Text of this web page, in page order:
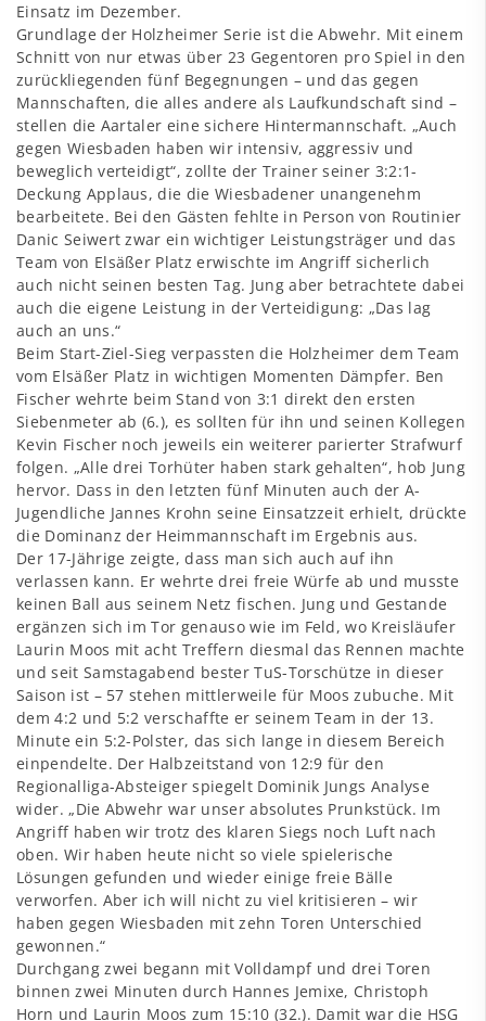
Einsatz im Dezember.
Grundlage der Holzheimer Serie ist die Abwehr. Mit einem
Schnitt von nur etwas über 23 Gegentoren pro Spiel in den
zurückliegenden fünf Begegnungen – und das gegen
Mannschaften, die alles andere als Laufkundschaft sind –
stellen die Aartaler eine sichere Hintermannschaft. „Auch
gegen Wiesbaden haben wir intensiv, aggressiv und
beweglich verteidigt“, zollte der Trainer seiner 3:2:1-
Deckung Applaus, die die Wiesbadener unangenehm
bearbeitete. Bei den Gästen fehlte in Person von Routinier
Danic Seiwert zwar ein wichtiger Leistungsträger und das
Team von Elsäßer Platz erwischte im Angriff sicherlich
auch nicht seinen besten Tag. Jung aber betrachtete dabei
auch die eigene Leistung in der Verteidigung: „Das lag
auch an uns.“
Beim Start-Ziel-Sieg verpassten die Holzheimer dem Team
vom Elsäßer Platz in wichtigen Momenten Dämpfer. Ben
Fischer wehrte beim Stand von 3:1 direkt den ersten
Siebenmeter ab (6.), es sollten für ihn und seinen Kollegen
Kevin Fischer noch jeweils ein weiterer parierter Strafwurf
folgen. „Alle drei Torhüter haben stark gehalten“, hob Jung
hervor. Dass in den letzten fünf Minuten auch der A-
Jugendliche Jannes Krohn seine Einsatzzeit erhielt, drückte
die Dominanz der Heimmannschaft im Ergebnis aus.
Der 17-Jährige zeigte, dass man sich auch auf ihn
verlassen kann. Er wehrte drei freie Würfe ab und musste
keinen Ball aus seinem Netz fischen. Jung und Gestande
ergänzen sich im Tor genauso wie im Feld, wo Kreisläufer
Laurin Moos mit acht Treffern diesmal das Rennen machte
und seit Samstagabend bester TuS-Torschütze in dieser
Saison ist – 57 stehen mittlerweile für Moos zubuche. Mit
dem 4:2 und 5:2 verschaffte er seinem Team in der 13.
Minute ein 5:2-Polster, das sich lange in diesem Bereich
einpendelte. Der Halbzeitstand von 12:9 für den
Regionalliga-Absteiger spiegelt Dominik Jungs Analyse
wider. „Die Abwehr war unser absolutes Prunkstück. Im
Angriff haben wir trotz des klaren Siegs noch Luft nach
oben. Wir haben heute nicht so viele spielerische
Lösungen gefunden und wieder einige freie Bälle
verworfen. Aber ich will nicht zu viel kritisieren – wir
haben gegen Wiesbaden mit zehn Toren Unterschied
gewonnen.“
Durchgang zwei begann mit Volldampf und drei Toren
binnen zwei Minuten durch Hannes Jemixe, Christoph
Horn und Laurin Moos zum 15:10 (32.). Damit war die HSG